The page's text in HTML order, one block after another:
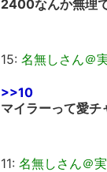
2400なんか無理
15: 名無しさん＠
>>10
マイラーって愛チ
11: 名無しさん＠